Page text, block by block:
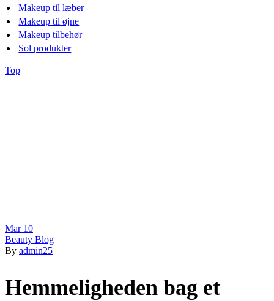
Makeup til læber
Makeup til øjne
Makeup tilbehør
Sol produkter
Top
Mar 10
Beauty Blog
By admin25
Hemmeligheden bag et